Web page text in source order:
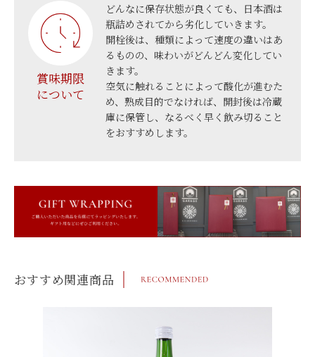
賞味期限
について
どんなに保存状態が良くても、日本酒は
瓶詰めされてから劣化していきます。
開栓後は、種類によって速度の違いはあ
るものの、味わいがどんどん変化してい
きます。
空気に触れることによって酸化が進むた
め、熟成目的でなければ、開封後は冷蔵
庫に保管し、なるべく早く飲み切ること
をおすすめします。
おすすめ関連商品